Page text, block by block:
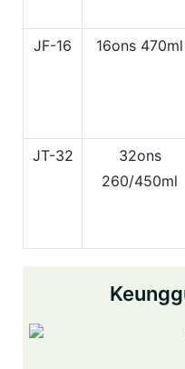
JF-16
16ons 470ml
JT-32
32ons
260/450ml